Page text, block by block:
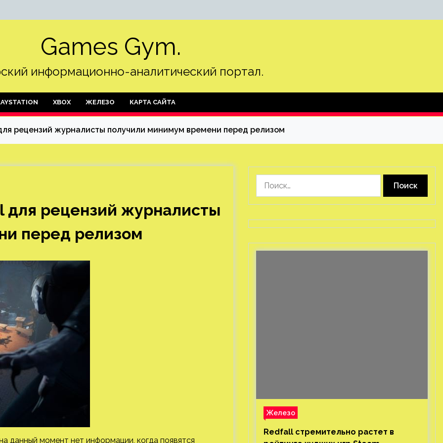
Games Gym.
информационно-аналитический портал.
XBOX ЖЕЛЕЗО КАРТА САЙТА
рецензий журналисты получили минимум времени перед релизом
для рецензий журналисты
перед релизом
данный момент нет информации, когда появятся
Железо
Redfall стремительно растет в